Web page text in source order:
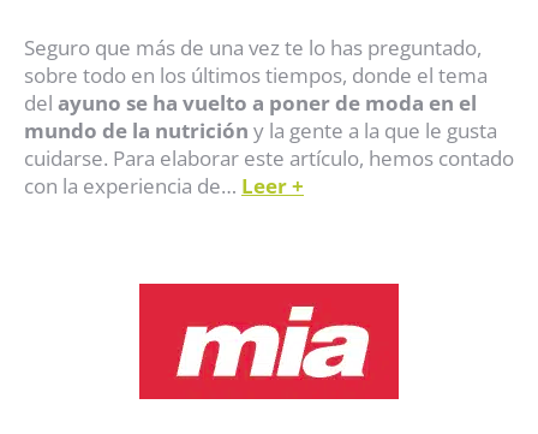
Seguro que más de una vez te lo has preguntado,
sobre todo en los últimos tiempos, donde el tema
del ayuno se ha vuelto a poner de moda en el
mundo de la nutrición y la gente a la que le gusta
cuidarse. Para elaborar este artículo, hemos contado
con la experiencia de… Leer+